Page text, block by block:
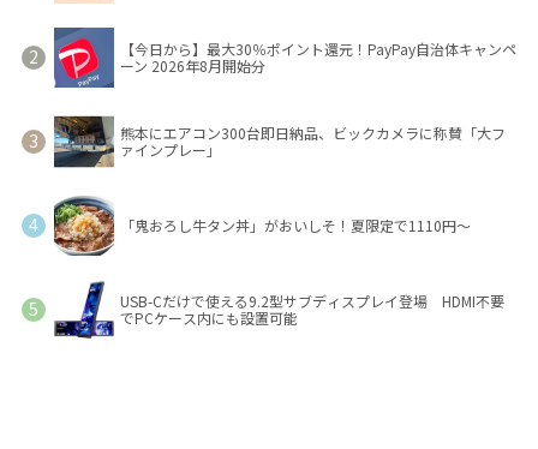
【今日から】最大30％ポイント還元！PayPay自治体キャンペ
ーン 2026年8月開始分
熊本にエアコン300台即日納品、ビックカメラに称賛「大フ
ァインプレー」
「鬼おろし牛タン丼」がおいしそ！夏限定で1110円～
USB-Cだけで使える9.2型サブディスプレイ登場 HDMI不要
でPCケース内にも設置可能